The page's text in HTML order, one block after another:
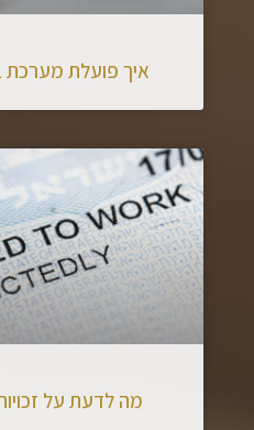
איך פועלת מערכת
מה לדעת על